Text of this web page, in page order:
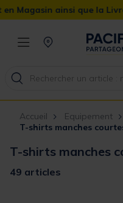
Livraison Domicile offerte
Accueil Equipement
T-shirts manches
T-shirts manches
49 articles